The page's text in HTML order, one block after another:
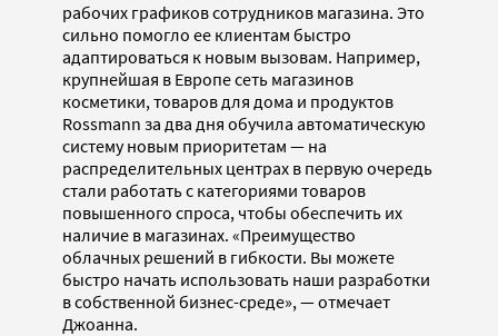
рабочих графиков сотрудников магазина. Это
сильно помогло ее клиентам быстро
адаптироваться к новым вызовам. Например,
крупнейшая в Европе сеть магазинов
косметики, товаров для дома и продуктов
Rossmann за два дня обучила автоматическую
систему новым приоритетам — на
распределительных центрах в первую очередь
стали работать с категориями товаров
повышенного спроса, чтобы обеспечить их
наличие в магазинах. «Преимущество
облачных решений в гибкости. Вы можете
быстро начать использовать наши разработки
в собственной бизнес-среде», — отмечает
Джоанна.